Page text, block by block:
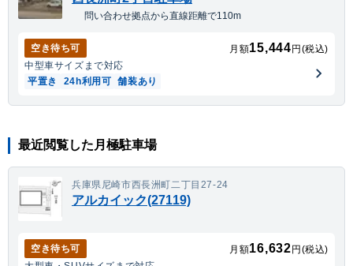
問い合わせ拠点から直線距離で110m
空き待ち可 月額15,444 円(税込)
中型車サイズまで対応
平置き
24h利用可 舗装あり
最近閲覧した月極駐車場
兵庫県尼崎市西長洲町二丁目27-24
アルカイック(27119)
空き待ち可 月額16,632 円(税込)